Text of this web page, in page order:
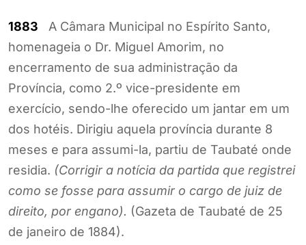
1883 A Câmara Municipal no Espírito Santo,
homenageia o Dr. Miguel Amorim, no
encerramento de sua administração da
Província, como 2.º vice-presidente em
exercício, sendo-lhe oferecido um jantar em um
dos hotéis. Dirigiu aquela província durante 8
meses e para assumi-la, partiu de Taubaté onde
residia. (Corrigir a notícia da partida que registrei
como se fosse para assumir o cargo de juiz de
direito, por engano). (Gazeta de Taubaté de 25
de janeiro de 1884).